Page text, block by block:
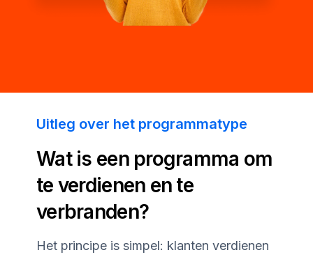
Uitleg over het programmatype
Wat is een programma om
te verdienen en te
verbranden?
Het principe is simpel: klanten verdienen